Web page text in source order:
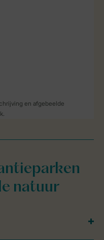
en afgebeelde
natuur